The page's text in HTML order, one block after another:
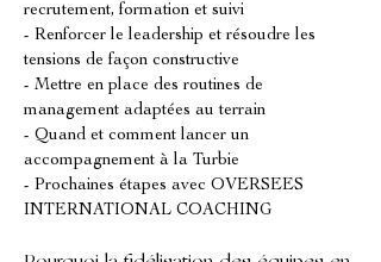
recrutement, formation et suivi
- Renforcer le leadership et résoudre les
tensions de façon constructive
- Mettre en place des routines de
management adaptées au terrain
- Quand et comment lancer un
accompagnement à la Turbie
- Prochaines étapes avec OVERSEES
INTERNATIONAL COACHING